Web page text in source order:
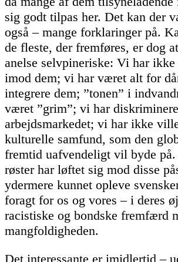
sig godt tilpas her. Det kan der
også – mange forklaringer på.
de fleste, der fremføres, er dog
anelse selvpineriske: Vi har ikke
imod dem; vi har været alt for
integrere dem; ”tonen” i
været ”grim”; vi har
arbejdsmarkedet; vi har ikke
kulturelle samfund, som den
fremtid uafvendeligt vil byde
røster har løftet sig mod disse
ydermere kunnet opleve
foragt for os og vores – i deres
racistiske og bondske fremfærd
mangfoldigheden.
Det interessante er imidlertid –